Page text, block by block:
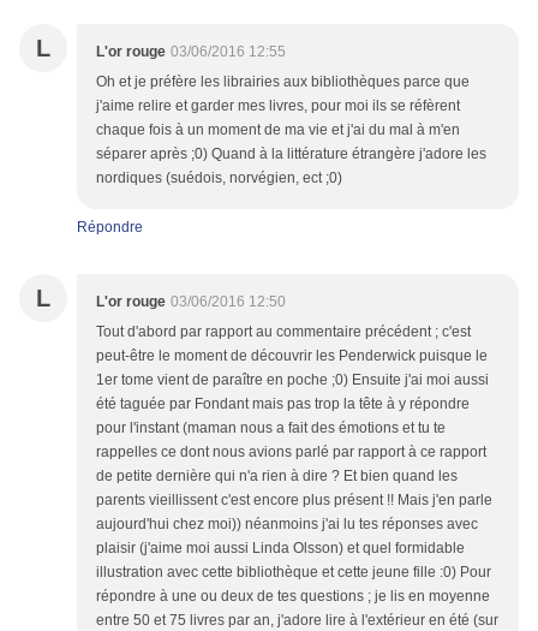
L L'or rouge 03/06/2016 12:55
Oh et je préfère les librairies aux bibliothèques parce que
j'aime relire et garder mes livres, pour moi ils se réfèrent
chaque fois à un moment de ma vie et j'ai du mal à m'en
séparer après ;0) Quand à la littérature étrangère j'adore les
nordiques (suédois, norvégien, ect ;0)
Répondre
L L'or rouge 03/06/2016 12:50
Tout d'abord par rapport au commentaire précédent ; c'est
peut-être le moment de découvrir les Penderwick puisque le
1er tome vient de paraître en poche ;0) Ensuite j'ai moi aussi
été taguée par Fondant mais pas trop la tête à y répondre
pour l'instant (maman nous a fait des émotions et tu te
rappelles ce dont nous avions parlé par rapport à ce rapport
de petite dernière qui n'a rien à dire ? Et bien quand les
parents vieillissent c'est encore plus présent !! Mais j'en parle
aujourd'hui chez moi)) néanmoins j'ai lu tes réponses avec
plaisir (j'aime moi aussi Linda Olsson) et quel formidable
illustration avec cette bibliothèque et cette jeune fille :0) Pour
répondre à une ou deux de tes questions ; je lis en moyenne
entre 50 et 75 livres par an, j'adore lire à l'extérieur en été (sur